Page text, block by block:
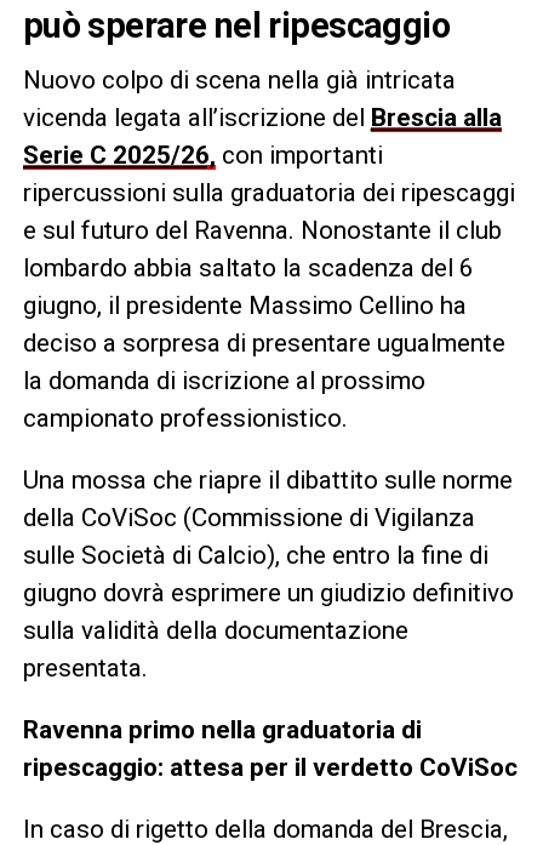
può sperare nel ripescaggio
Nuovo colpo di scena nella già intricata
vicenda legata all’iscrizione del Brescia alla
Serie C 2025/26, con importanti
ripercussioni sulla graduatoria dei ripescaggi
e sul futuro del Ravenna. Nonostante il club
lombardo abbia saltato la scadenza del 6
giugno, il presidente Massimo Cellino ha
deciso a sorpresa di presentare ugualmente
la domanda di iscrizione al prossimo
campionato professionistico.
Una mossa che riapre il dibattito sulle norme
della CoViSoc (Commissione di Vigilanza
sulle Società di Calcio), che entro la fine di
giugno dovrà esprimere un giudizio definitivo
sulla validità della documentazione
presentata.
Ravenna primo nella graduatoria di
ripescaggio: attesa per il verdetto CoViSoc
In caso di rigetto della domanda del Brescia,